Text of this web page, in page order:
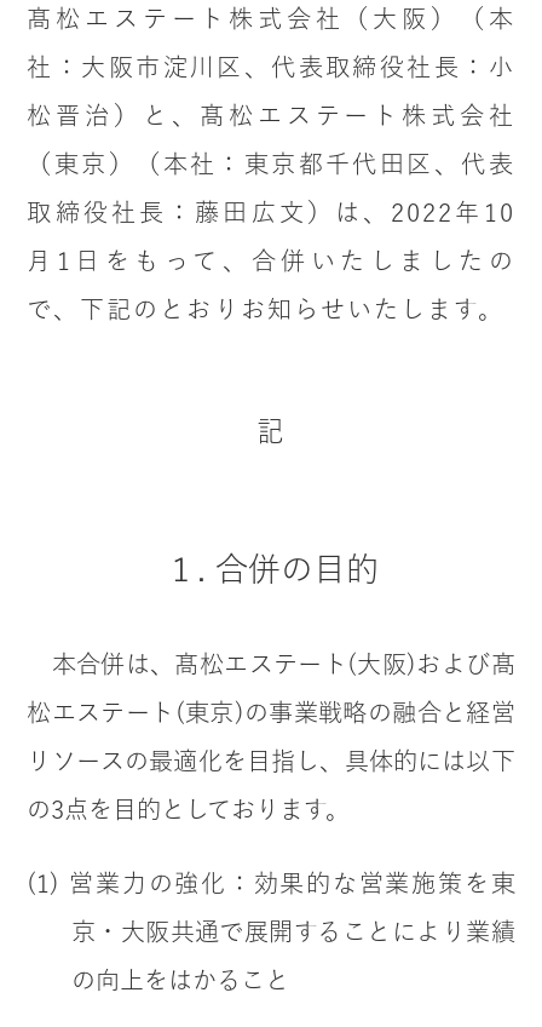
髙松エステート株式会社（大阪）（本
社：大阪市淀川区、代表取締役社長：小
松晋治）と、髙松エステート株式会社
（東京）（本社：東京都千代田区、代表
取締役社長：藤田広文）は、2022年10
月1日をもって、合併いたしましたの
で、下記のとおりお知らせいたします。
記
１. 合併の目的
本合併は、髙松エステート(大阪)および髙
松エステート(東京)の事業戦略の融合と経営
リソースの最適化を目指し、具体的には以下
の3点を目的としております。
(1) 営業力の強化：効果的な営業施策を東
京・大阪共通で展開することにより業績
の向上をはかること